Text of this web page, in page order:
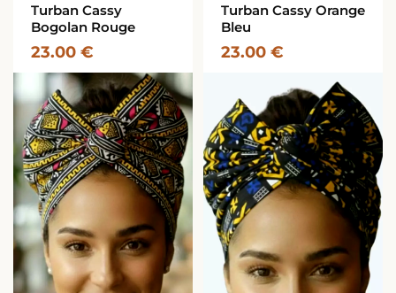
Turban Cassy
Bogolan Rouge
23.00 €
Turban Cassy Orange
Bleu
23.00 €